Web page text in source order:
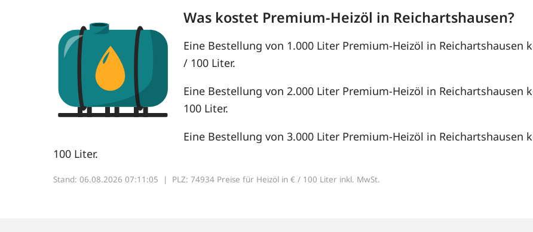
Was kostet Premium-Heizöl in Reichartshausen?
Eine Bestellung von 1.000 Liter Premium-Heizöl in
/ 100 Liter.
Eine Bestellung von 2.000 Liter Premium-Heizöl in
100 Liter.
Eine Bestellung von 3.000 Liter Premium-Heizöl in
100 Liter.
Stand: 06.08.2026 07:11:05 | PLZ: 74934 Preise für Heizöl in € / 100 Liter inkl. MwSt.